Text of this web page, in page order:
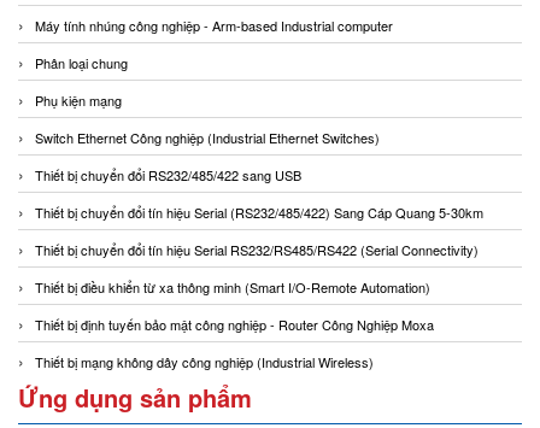
Máy tính nhúng công nghiệp - Arm-based Industrial computer
Phân loại chung
Phụ kiện mạng
Switch Ethernet Công nghiệp (Industrial Ethernet Switches)
Thiết bị chuyển đổi RS232/485/422 sang USB
Thiết bị chuyển đổi tín hiệu Serial (RS232/485/422) Sang Cáp Quang 5-30km
Thiết bị chuyển đổi tín hiệu Serial RS232/RS485/RS422 (Serial Connectivity)
Thiết bị điều khiển từ xa thông minh (Smart I/O-Remote Automation)
Thiết bị định tuyến bảo mật công nghiệp - Router Công Nghiệp Moxa
Thiết bị mạng không dây công nghiệp (Industrial Wireless)
Ứng dụng sản phẩm